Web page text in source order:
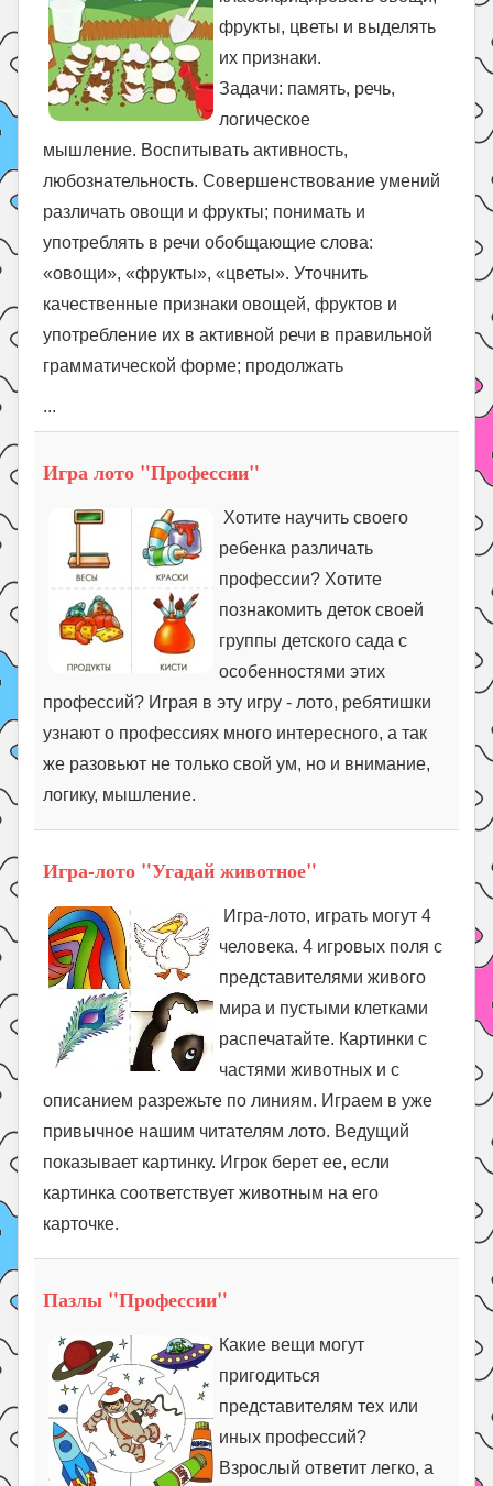
фрукты, цветы и выделять
их признаки.
Задачи: память, речь,
логическое
мышление. Воспитывать активность,
любознательность. Совершенствование умений
различать овощи и фрукты; понимать и
употреблять в речи обобщающие слова:
«овощи», «фрукты», «цветы». Уточнить
качественные признаки овощей, фруктов и
употребление их в активной речи в правильной
грамматической форме; продолжать
...
Игра лото "Профессии"
Хотите научить своего
ребенка различать
профессии? Хотите
познакомить деток своей
группы детского сада с
особенностями этих
профессий? Играя в эту игру - лото, ребятишки
узнают о профессиях много интересного, а так
же разовьют не только свой ум, но и внимание,
логику, мышление.
Игра-лото "Угадай животное"
Игра-лото, играть могут 4
человека. 4 игровых поля с
представителями живого
мира и пустыми клетками
распечатайте. Картинки с
частями животных и с
описанием разрежьте по линиям. Играем в уже
привычное нашим читателям лото. Ведущий
показывает картинку. Игрок берет ее, если
картинка соответствует животным на его
карточке.
Пазлы "Профессии"
Какие вещи могут
пригодиться
представителям тех или
иных профессий?
Взрослый ответит легко, а